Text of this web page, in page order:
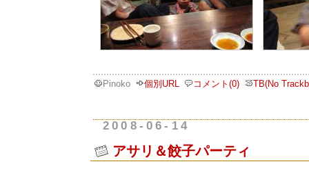
Pinoko 個別URL コメント(0) TB(No
2008-06-14
アサリ＆餃子パーティ